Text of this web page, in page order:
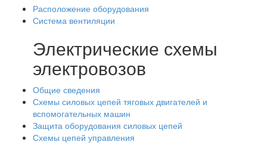
Расположение оборудования
Система вентиляции
Электрические схемы
электровозов
Общие сведения
Схемы силовых цепей тяговых двигателей и
вспомогательных машин
Защита оборудования силовых цепей
Схемы цепей управления